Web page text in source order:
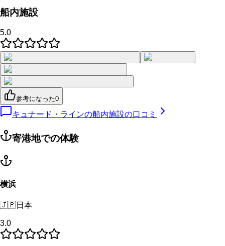
船内施設
5.0
参考になった0
キュナード・ラインの船内施設の口コミ
寄港地での体験
横浜
🇯🇵日本
3.0